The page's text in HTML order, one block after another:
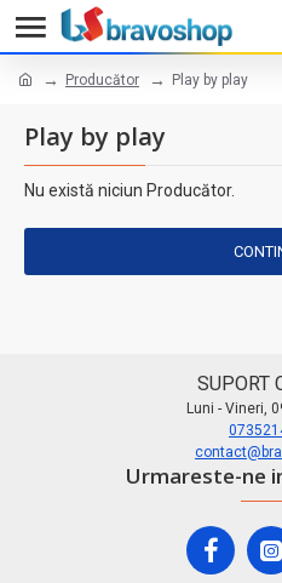
Producător Play by play
Play by play
Nu există niciun Producător.
SUPORT
Luni - Vineri,
Urmareste-ne